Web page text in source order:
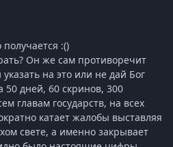
:()
Он же сам противоречит
на это или не дай Бог
50 дней, 60 скринов, 300
главам государств, на всех
катает жалобы выставляя
свете, а именно закрывает